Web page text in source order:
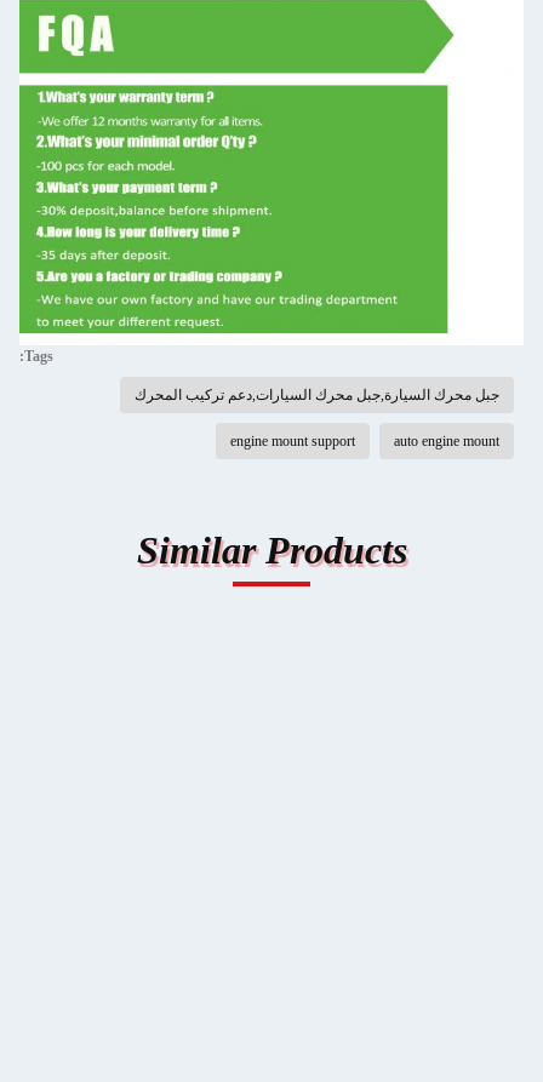
Tags:
جبل محرك السيارة,جبل محرك السيارات,دعم تركيب المحرك
auto engine mount
engine mount support
Similar Products